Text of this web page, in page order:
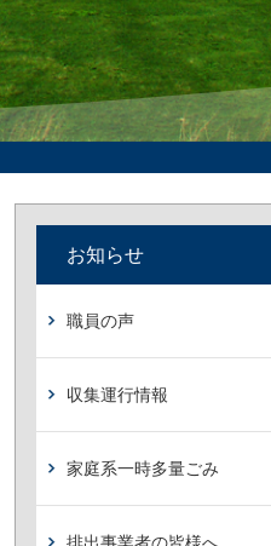
お知らせ
職員の声
収集運行情報
家庭系一時多量ごみ